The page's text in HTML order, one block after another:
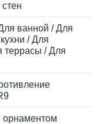
ванной / Для
/ Для
террасы / Для
орнаментом